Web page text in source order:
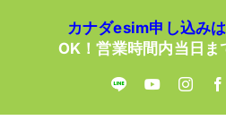
カナダesim申し込みは
OK！営業時間内当日ま
LINE YouTube